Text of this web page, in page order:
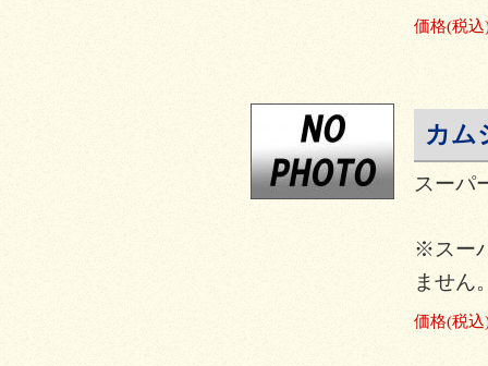
価格(税込
カム
スーパ
※スー
ません
価格(税込